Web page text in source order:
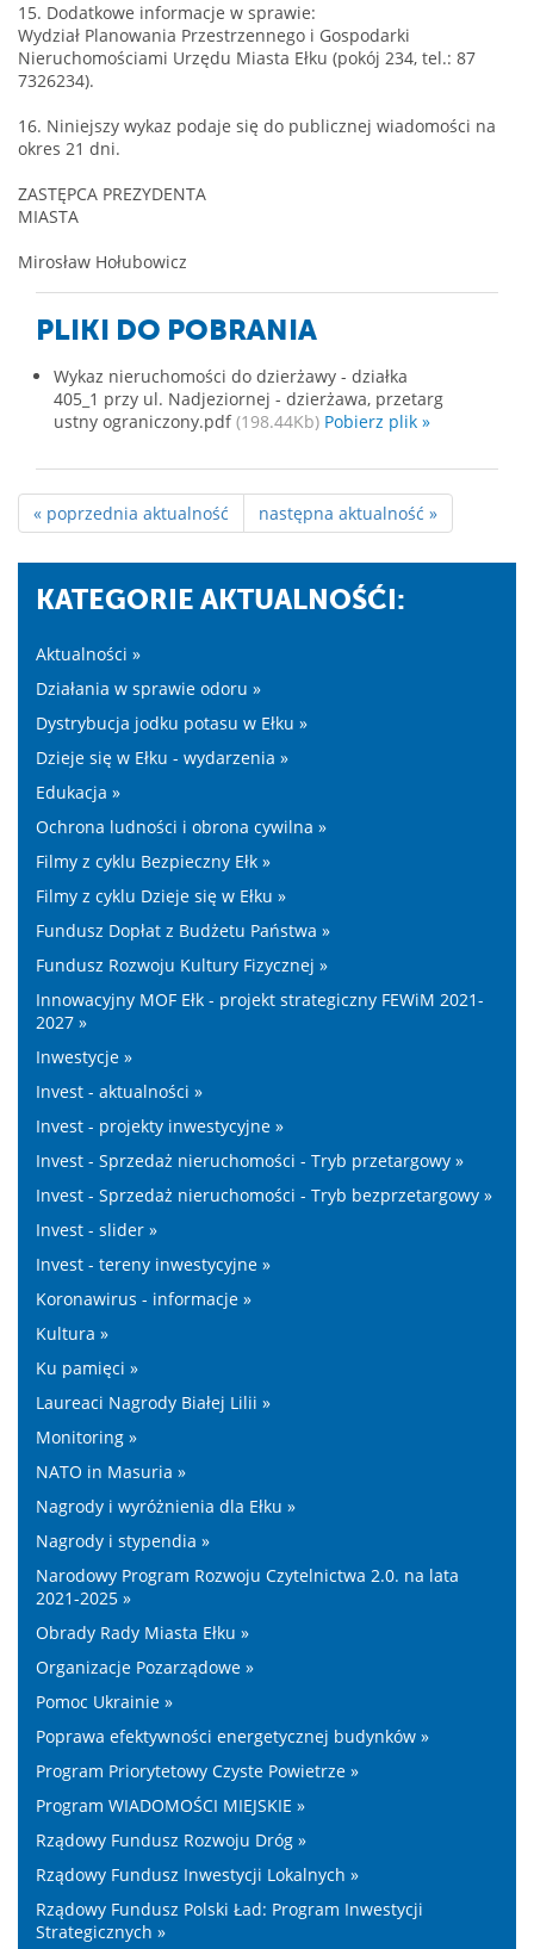
15. Dodatkowe informacje w sprawie:
Wydział Planowania Przestrzennego i Gospodarki
Nieruchomościami Urzędu Miasta Ełku (pokój 234, tel.: 87
7326234).
16. Niniejszy wykaz podaje się do publicznej wiadomości na
okres 21 dni.
ZASTĘPCA PREZYDENTA
MIASTA
Mirosław Hołubowicz
PLIKI DO POBRANIA
Wykaz nieruchomości do dzierżawy - działka
405_1 przy ul. Nadjeziornej - dzierżawa, przetarg
ustny ograniczony.pdf(198.44Kb) Pobierz plik »
« poprzednia aktualność następna aktualność »
KATEGORIE AKTUALNOŚĆI:
Aktualności »
Działania w sprawie odoru »
Dystrybucja jodku potasu w Ełku »
Dzieje się w Ełku - wydarzenia »
Edukacja »
Ochrona ludności i obrona cywilna »
Filmy z cyklu Bezpieczny Ełk »
Filmy z cyklu Dzieje się w Ełku »
Fundusz Dopłat z Budżetu Państwa »
Fundusz Rozwoju Kultury Fizycznej »
Innowacyjny MOF Ełk - projekt strategiczny FEWiM 2021-
2027 »
Inwestycje »
Invest - aktualności »
Invest - projekty inwestycyjne »
Invest - Sprzedaż nieruchomości - Tryb przetargowy »
Invest - Sprzedaż nieruchomości - Tryb bezprzetargowy »
Invest - slider »
Invest - tereny inwestycyjne »
Koronawirus - informacje »
Kultura »
Ku pamięci »
Laureaci Nagrody Białej Lilii »
Monitoring »
NATO in Masuria »
Nagrody i wyróżnienia dla Ełku »
Nagrody i stypendia »
Narodowy Program Rozwoju Czytelnictwa 2.0. na lata
2021-2025 »
Obrady Rady Miasta Ełku »
Organizacje Pozarządowe »
Pomoc Ukrainie »
Poprawa efektywności energetycznej budynków »
Program Priorytetowy Czyste Powietrze »
Program WIADOMOŚCI MIEJSKIE »
Rządowy Fundusz Rozwoju Dróg »
Rządowy Fundusz Inwestycji Lokalnych »
Rządowy Fundusz Polski Ład: Program Inwestycji
Strategicznych »